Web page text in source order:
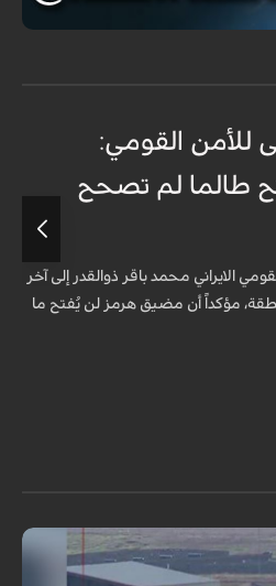
للأمن القومي:
طالما لم تصحح
الايراني محمد باقر ذوالقدر إلى آخر
مؤكداً أن مضيق هرمز لن يُفتح ما